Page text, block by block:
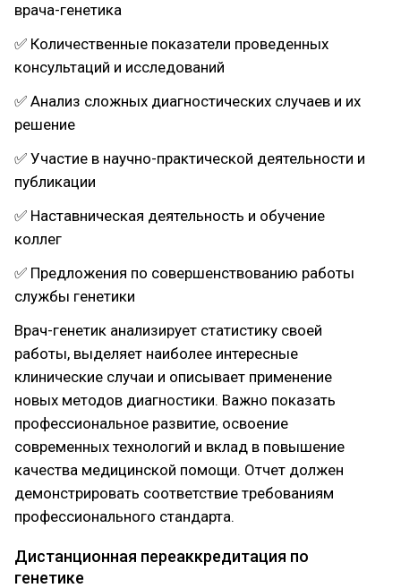
врача-генетика
✅ Количественные показатели проведенных
консультаций и исследований
✅ Анализ сложных диагностических случаев и их
решение
✅ Участие в научно-практической деятельности и
публикации
✅ Наставническая деятельность и обучение
коллег
✅ Предложения по совершенствованию работы
службы генетики
Врач-генетик анализирует статистику своей
работы, выделяет наиболее интересные
клинические случаи и описывает применение
новых методов диагностики. Важно показать
профессиональное развитие, освоение
современных технологий и вклад в повышение
качества медицинской помощи. Отчет должен
демонстрировать соответствие требованиям
профессионального стандарта.
Дистанционная переаккредитация по
генетике